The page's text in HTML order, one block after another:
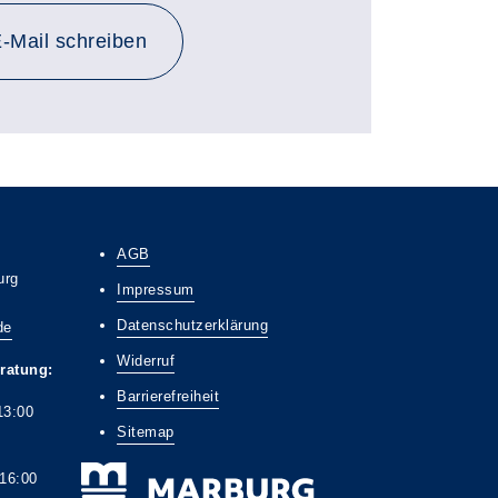
Mail schreiben
AGB
Impressum
Datenschutzerklärung
Widerruf
Barrierefreiheit
Sitemap